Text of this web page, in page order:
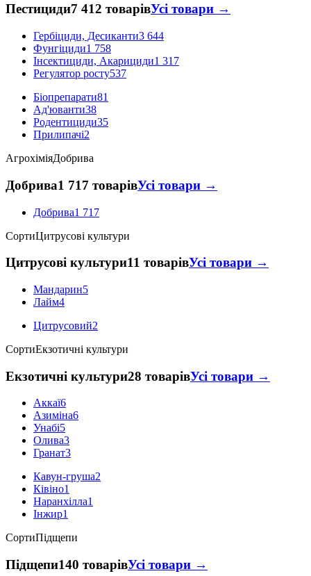
Пестициди7 412 товарівУсі товари →
Гербіциди, Десиканти3 644
Фунгіциди1 758
Інсектициди, Акарициди1 317
Регулятор росту537
Біопрепарати81
Ад'юванти38
Родентициди35
Прилипачі2
АгрохіміяДобрива
Добрива1 717 товарівУсі товари →
Добрива1 717
СортиЦитрусові культури
Цитрусові культури11 товарівУсі товари →
Мандарин5
Лайм4
Цитрусовий2
СортиЕкзотичні культури
Екзотичні культури28 товарівУсі товари →
Аккаї6
Азиміна6
Унабі5
Олива3
Гранат3
Кавун-груша2
Ківіно1
Наранхілла1
Інжир1
СортиПідщепи
Підщепи140 товарівУсі товари →